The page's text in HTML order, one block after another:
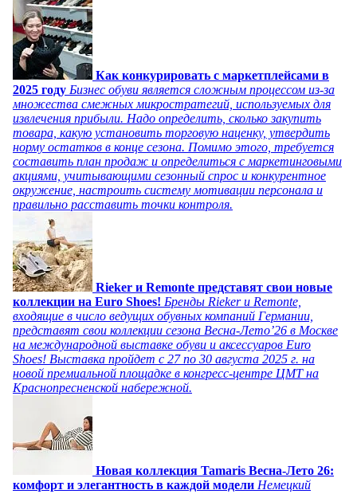
Как конкурировать с маркетплейсами в
2025 году Бизнес обуви является сложным процессом из-за
множества смежных микростратегий, используемых для
извлечения прибыли. Надо определить, сколько закупить
товара, какую установить торговую наценку, утвердить
норму остатков в конце сезона. Помимо этого, требуется
составить план продаж и определиться с маркетинговыми
акциями, учитывающими сезонный спрос и конкурентное
окружение, настроить систему мотивации персонала и
правильно расставить точки контроля.
Rieker и Remonte представят свои новые
коллекции на Euro Shoes! Бренды Rieker и Remonte,
входящие в число ведущих обувных компаний Германии,
представят свои коллекции сезона Весна-Лето’26 в Москве
на международной выставке обуви и аксессуаров Euro
Shoes! Выставка пройдет c 27 по 30 августа 2025 г. на
новой премиальной площадке в конгресс-центре ЦМТ на
Краснопресненской набережной.
Новая коллекция Tamaris Весна-Лето 26:
комфорт и элегантность в каждой модели Немецкий